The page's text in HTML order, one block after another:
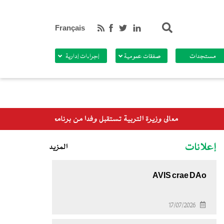
Français
مستجدات صفقات عمومية إجراءات إدارية
إعلانات
AVIS crae DAo
17/07/2026
المزيد